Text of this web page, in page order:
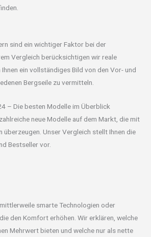
sind ein wichtiger Faktor bei der
Vergleich berücksichtigen wir reale
Ihnen ein vollständiges Bild von den Vor- und
Bergseile zu vermitteln.
– Die besten Modelle im Überblick
neue Modelle auf dem Markt, die mit
überzeugen. Unser Vergleich stellt Ihnen die
Bestseller vor.
smarte Technologien oder
den Komfort erhöhen. Wir erklären, welche
Mehrwert bieten und welche nur als nette